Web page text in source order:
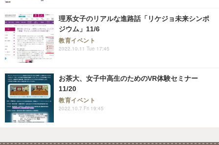
理系女子のリアルな進路話「リケジョ未来シンポ
ジウム」11/6
教育イベント
2022.10.11 Tue 17:45
お茶大、女子中高生のためのVR体験セミナー
11/20
教育イベント
2022.10.7 Fri 19:45